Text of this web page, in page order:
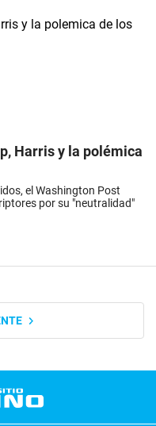
Harris y la polémica
el Washington Post
por su "neutralidad"